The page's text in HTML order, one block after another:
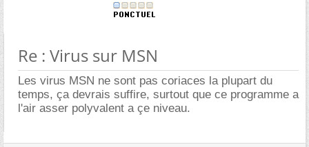
Re : Virus sur MSN
Les virus MSN ne sont pas coriaces la plupart du
temps, ça devrais suffire, surtout que ce programme a
l'air asser polyvalent a çe niveau.